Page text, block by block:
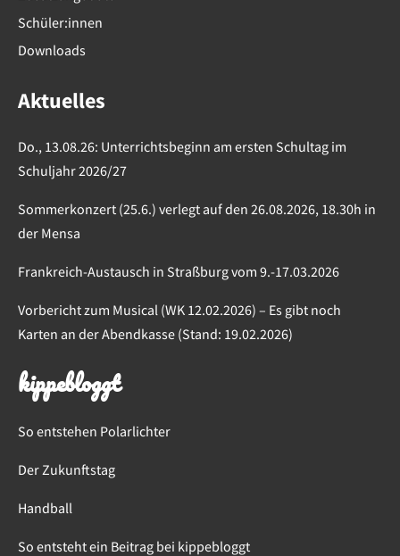
Schüler:innen
Downloads
Aktuelles
Do., 13.08.26: Unterrichtsbeginn am ersten Schultag im
Schuljahr 2026/27
Sommerkonzert (25.6.) verlegt auf den 26.08.2026, 18.30h in
der Mensa
Frankreich-Austausch in Straßburg vom 9.-17.03.2026
Vorbericht zum Musical (WK 12.02.2026) – Es gibt noch
Karten an der Abendkasse (Stand: 19.02.2026)
kippebloggt
So entstehen Polarlichter
Der Zukunftstag
Handball
So entsteht ein Beitrag bei kippebloggt